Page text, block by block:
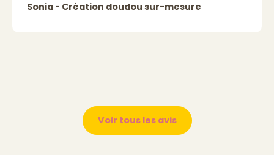
Sonia - Création doudou sur-mesure
Voir tous les avis